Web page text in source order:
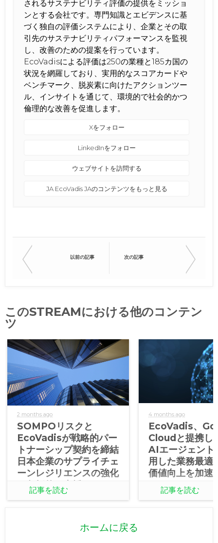
されるサステナビリティ評価の提供をミッショ
ンとする会社です。専門知識とエビデンスに基
づく独自の評価システムにより、企業とその取
引先のサステナビリティパフォーマンスを監視
し、改善のための提案を行っています。
EcoVadisによる評価は250の業種と185カ国の
状況を網羅しており、実用的なスコアカードや
ベンチマーク、脱炭素に向けたアクションツー
ル、インサイトを通じて、環境的で社会的かつ
倫理的な改善を促進します。
Xをフォロー
LinkedInをフォロー
ウェブサイトを訪問する
‏‏JA‎ E‏‏‏‏coVadis ‏‏JA‎のコンテンツをもっと見る
以前の記事 次の記事
このSTREAMにおける他のコンテン
ツ
2 months ago
SOMPOリスクと
EcoVadisが戦略的パー
トナーシップ契約を締結
日本企業のサプライチェ
ーンレジリエンスの強化
を包括的に支援
記事を読む
4 months ago
EcoVadis、
Cloudと提携し
AIエージェント
用した業務最適
価値向上を加速
記事を読む
ホームに戻る